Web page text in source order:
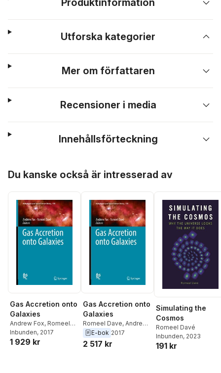
Produktinformation
Utforska kategorier
Mer om författaren
Recensioner i media
Innehållsförteckning
Du kanske också är intresserad av
Gas Accretion onto
Galaxies
Andrew Fox, Romeel
Davé
Inbunden, 2017
1 929 kr
Gas Accretion onto
Galaxies
Romeel Dave, Andrew
FoxE-bok 2017
2 517 kr
Simulating the
Cosmos
Romeel Davé
Inbunden, 2023
191 kr